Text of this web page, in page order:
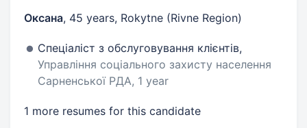
Оксана, 45 years, Rokytne (Rivne Region)
Спеціаліст з обслуговування клієнтів,
Управління соціального захисту населення
Сарненської РДА, 1 year
1 more resumes for this candidate